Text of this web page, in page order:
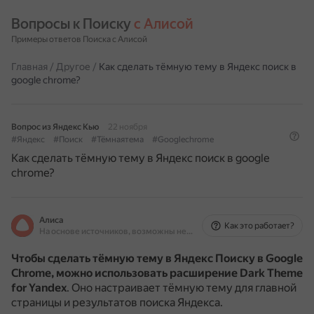
Вопросы к Поиску с Алисой
Примеры ответов Поиска с Алисой
Главная / Другое / Как сделать тёмную тему в Яндекс поиск в
google chrome?
Вопрос из Яндекс Кью
22 ноября
#Яндекс
#Поиск #Тёмнаятема #Googlechrome
Как сделать тёмную тему в Яндекс поиск в google
chrome?
Алиса
На основе источников, возможны неточности
Как это работает?
Чтобы сделать тёмную тему в Яндекс Поиску в Google
Chrome, можно использовать расширение Dark Theme
for Yandex. Оно настраивает тёмную тему для главной
страницы и результатов поиска Яндекса.